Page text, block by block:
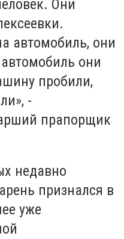
Они
автомобиль, они
они
пробили,
-
прапорщик
недавно
признался в
уже